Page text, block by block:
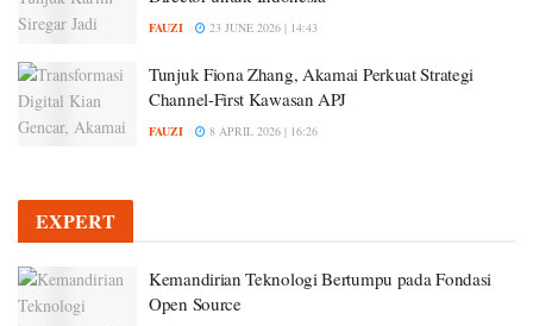
FAUZI 23 JUNE 2026 | 14:43
Tunjuk Fiona Zhang, Akamai Perkuat Strategi
Channel-First Kawasan APJ
FAUZI 8 APRIL 2026 | 16:26
EXPERT
Kemandirian Teknologi Bertumpu pada Fondasi
Open Source